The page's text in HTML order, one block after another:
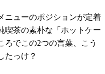
ニューのポジションが定着
喫茶の素朴な「ホットケー
ろでこの2つの言葉、こう
たっけ？